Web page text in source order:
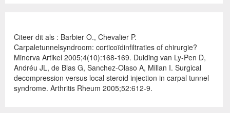
Citeer dit als : Barbier O., Chevalier P.
Carpaletunnelsyndroom: corticoïdinfiltraties of chirurgie?
Minerva Artikel 2005;4(10):168-169. Duiding van Ly-Pen D,
Andréu JL, de Blas G, Sanchez-Olaso A, Millan I. Surgical
decompression versus local steroid injection in carpal tunnel
syndrome. Arthritis Rheum 2005;52:612-9.